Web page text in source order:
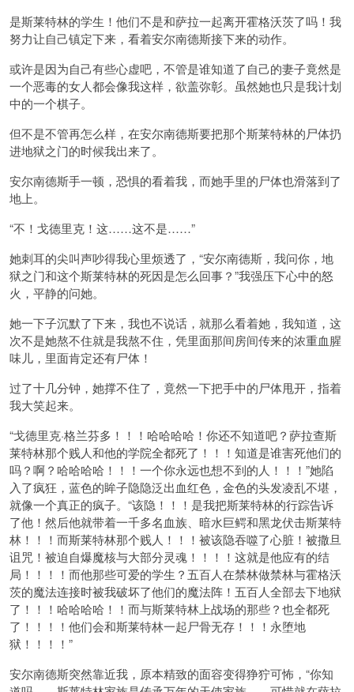
是斯莱特林的学生！他们不是和萨拉一起离开霍格沃茨了吗！我
努力让自己镇定下来，看着安尔南德斯接下来的动作。
或许是因为自己有些心虚吧，不管是谁知道了自己的妻子竟然是
一个恶毒的女人都会像我这样，欲盖弥彰。虽然她也只是我计划
中的一个棋子。
但不是不管再怎么样，在安尔南德斯要把那个斯莱特林的尸体扔
进地狱之门的时候我出来了。
安尔南德斯手一顿，恐惧的看着我，而她手里的尸体也滑落到了
地上。
“不！戈德里克！这……这不是……”
她刺耳的尖叫声吵得我心里烦透了，“安尔南德斯，我问你，地
狱之门和这个斯莱特林的死因是怎么回事？”我强压下心中的怒
火，平静的问她。
她一下子沉默了下来，我也不说话，就那么看着她，我知道，这
次不是她熬不住就是我熬不住，凭里面那间房间传来的浓重血腥
味儿，里面肯定还有尸体！
过了十几分钟，她撑不住了，竟然一下把手中的尸体甩开，指着
我大笑起来。
“戈德里克·格兰芬多！！！哈哈哈哈！你还不知道吧？萨拉查斯
莱特林那个贱人和他的学院全都死了！！！知道是谁害死他们的
吗？啊？哈哈哈哈！！！一个你永远也想不到的人！！！”她陷
入了疯狂，蓝色的眸子隐隐泛出血红色，金色的头发凌乱不堪，
就像一个真正的疯子。“该隐！！！是我把斯莱特林的行踪告诉
了他！然后他就带着一千多名血族、暗水巨鳄和黑龙伏击斯莱特
林！！！而斯莱特林那个贱人！！！被该隐吞噬了心脏！被撒旦
诅咒！被迫自爆魔核与大部分灵魂！！！！这就是他应有的结
局！！！！而他那些可爱的学生？五百人在禁林做禁林与霍格沃
茨的魔法连接时被我破坏了他们的魔法阵！五百人全部去下地狱
了！！！哈哈哈哈！！而与斯莱特林上战场的那些？也全都死
了！！！！他们会和斯莱特林一起尸骨无存！！！永堕地
狱！！！！”
安尔南德斯突然靠近我，原本精致的面容变得狰狞可怖，“你知